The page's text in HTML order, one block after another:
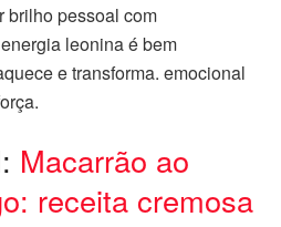
brilho pessoal com
leonina é bem
e transforma. emocional
Macarrão ao
receita cremosa